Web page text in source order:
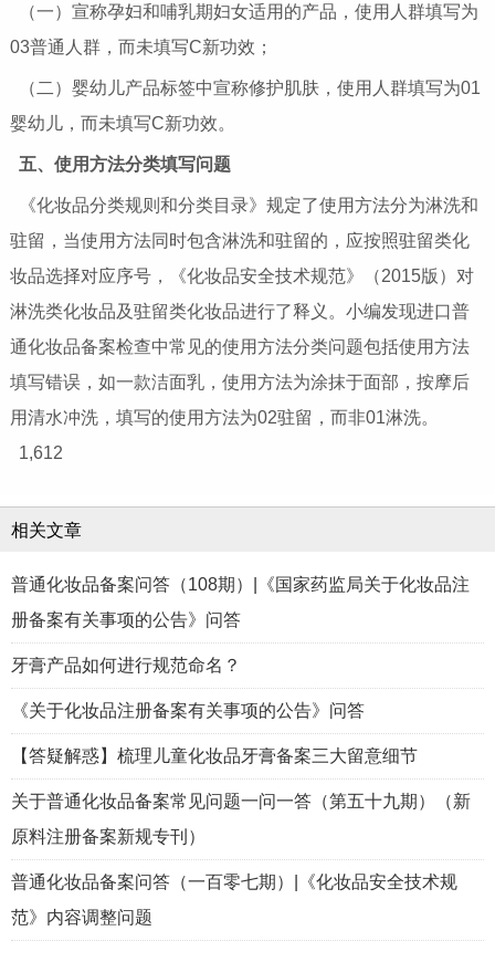
（一）宣称孕妇和哺乳期妇女适用的产品，使用人群填写为
03普通人群，而未填写C新功效；
（二）婴幼儿产品标签中宣称修护肌肤，使用人群填写为01
婴幼儿，而未填写C新功效。
五、使用方法分类填写问题
《化妆品分类规则和分类目录》规定了使用方法分为淋洗和
驻留，当使用方法同时包含淋洗和驻留的，应按照驻留类化
妆品选择对应序号，《化妆品安全技术规范》（2015版）对
淋洗类化妆品及驻留类化妆品进行了释义。小编发现进口普
通化妆品备案检查中常见的使用方法分类问题包括使用方法
填写错误，如一款洁面乳，使用方法为涂抹于面部，按摩后
用清水冲洗，填写的使用方法为02驻留，而非01淋洗。
1,612
相关文章
普通化妆品备案问答（108期）|《国家药监局关于化妆品注
册备案有关事项的公告》问答
牙膏产品如何进行规范命名？
《关于化妆品注册备案有关事项的公告》问答
【答疑解惑】梳理儿童化妆品牙膏备案三大留意细节
关于普通化妆品备案常见问题一问一答（第五十九期）（新
原料注册备案新规专刊）
普通化妆品备案问答（一百零七期）|《化妆品安全技术规
范》内容调整问题